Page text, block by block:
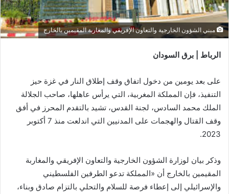
مبني الشؤون الخارجية والتعاون الإفريقي والمغاربة المقيمين بالخارج
الرباط | برق السودان
على بعد يومين من دخول اتفاق وقف إطلاق النار في غزة حيز
التنفيذ، فإن المملكة المغربية، التي يرأس عاهلها، صاحب الجلالة
الملك محمد السادس، لجنة القدس، تشيد بالتقدم المحرز في أفق
وقف القتال والهجمات على المدنيين التي اندلعت منذ 7 أكتوبر
2023.
وذكر بيان لوزارة الشؤون الخارجية والتعاون الإفريقي والمغاربة
المقيمين بالخارج أن «المملكة تدعو الطرفين الفلسطيني
والإسرائيلي إلى إعطاء فرصة للسلام والتحلي بالتزام صادق وبناء،